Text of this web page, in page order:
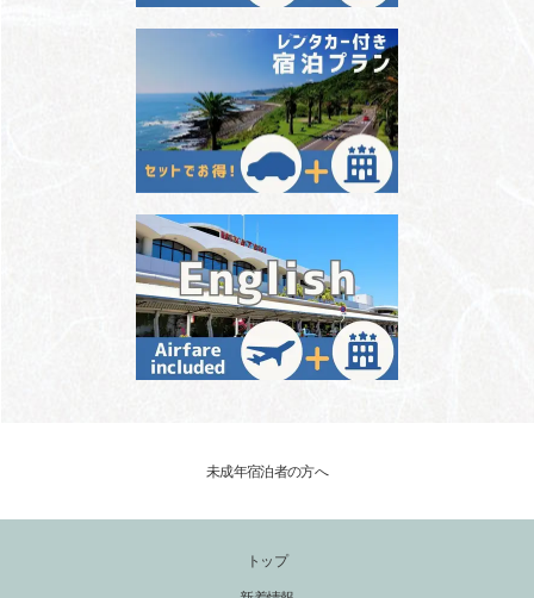
未成年宿泊者の方へ
トップ